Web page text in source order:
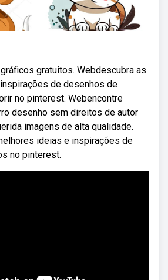
gratuitos. Webdescubra as
de desenhos de
no pinterest. Webencontre
desenho sem direitos de autor
imagens de alta qualidade.
ideias e inspirações de
no pinterest.